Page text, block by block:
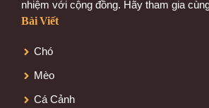
nhiệm với cộng đồng. Hãy tham gia
Bài Viết
Chó
Mèo
Cá Cảnh